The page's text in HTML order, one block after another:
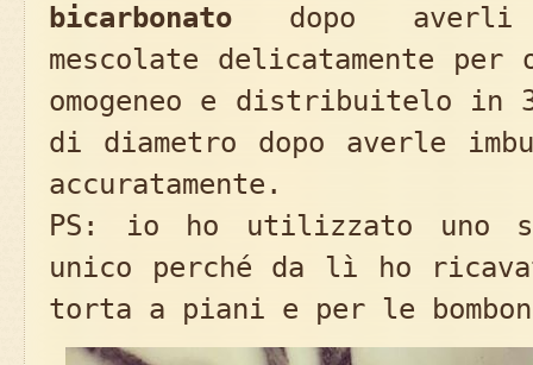
bicarbonato dopo averli
mescolate delicatamente per
omogeneo e distribuitelo in
di diametro dopo averle
accuratamente.
PS: io ho utilizzato uno
unico perché da lì ho
torta a piani e per le